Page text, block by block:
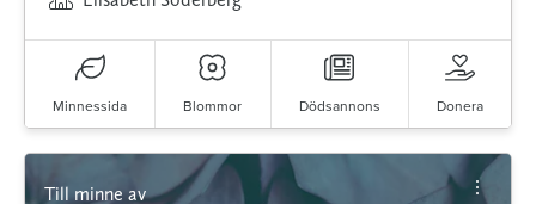
Minnessida Blommor Dödsannons Donera
Till minne av